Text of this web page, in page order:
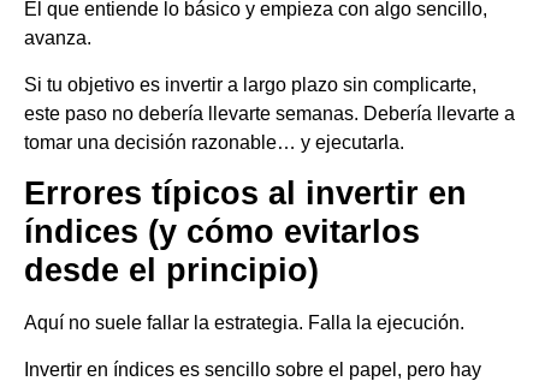
El que entiende lo básico y empieza con algo sencillo,
avanza.
Si tu objetivo es invertir a largo plazo sin complicarte,
este paso no debería llevarte semanas. Debería llevarte a
tomar una decisión razonable… y ejecutarla.
Errores típicos al invertir en
índices (y cómo evitarlos
desde el principio)
Aquí no suele fallar la estrategia. Falla la ejecución.
Invertir en índices es sencillo sobre el papel, pero hay